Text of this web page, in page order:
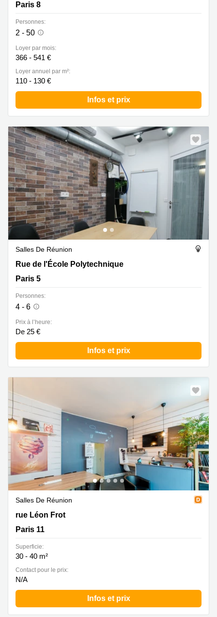
Paris 8
Personnes:
2 - 50
Loyer par mois:
366 - 541 €
Loyer annuel par m²:
110 - 130 €
Infos et prix
Salles De Réunion
Rue de l'École Polytechnique 11, Paris 5
Rue de l'École Polytechnique
Paris 5
Personnes:
4 - 6
Prix à l’heure:
De 25 €
Infos et prix
Salles De Réunion
30 rue Léon Frot, Paris 11
rue Léon Frot
Paris 11
Superficie:
30 - 40 m²
Contact pour le prix:
N/A
Infos et prix